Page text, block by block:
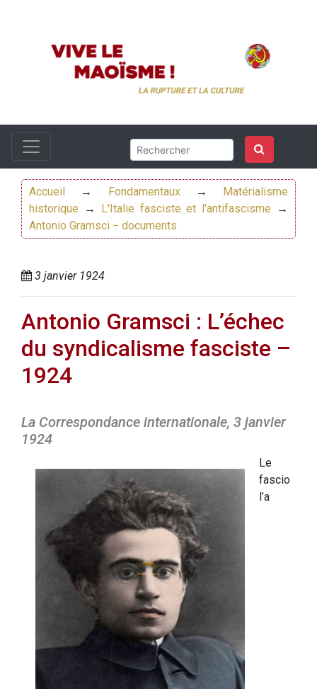
Accueil → Fondamentaux→
Matérialisme
historique → L'Italie fasciste et l'antifascisme →
Antonio Gramsci − documents
3 janvier 1924
Antonio Gramsci : L’échec
du syndicalisme fasciste –
1924
La Correspondance internationale, 3 janvier
1924
Le
fascio
l’a